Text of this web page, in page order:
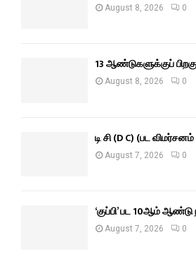
August 8, 2026 0
13 ஆண்டுகளுக்குப் பிறகு
August 8, 2026 0
டி சி (D C) (பட விமர்சனம்
August 7, 2026 0
‘குப்பி’ பட 10ஆம்
August 7, 2026 0